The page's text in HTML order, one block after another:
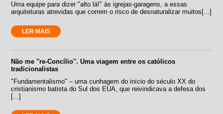
Uma equipe para dizer "alto lá!" às igrejas-garagens, a essas
arquiteturas atrevidas que correm o risco de desnaturalizar muitos[...]
LER MAIS
Não me ''re-Concílio''. Uma viagem entre os católicos
tradicionalistas
"Fundamentalismo" – uma cunhagem do início do século XX do
cristianismo batista do Sul dos EUA, que reivindicava a defesa dos
[...]